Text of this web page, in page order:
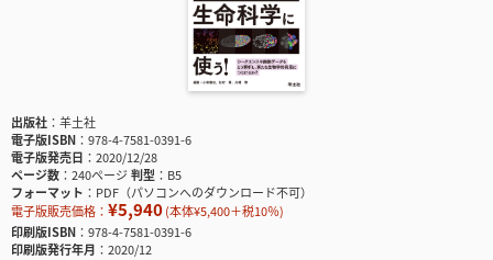
出版社
羊土社
電子版ISBN
978-4-7581-0391-6
電子版発売日
2020/12/28
ページ数
240ページ判型
B5
フォーマット
PDF（パソコンへのダウンロード不可）
電子版販売価格： ¥5,940(本体¥5,400＋税10％)
印刷版ISBN
978-4-7581-0391-6
印刷版発行年月
2020/12